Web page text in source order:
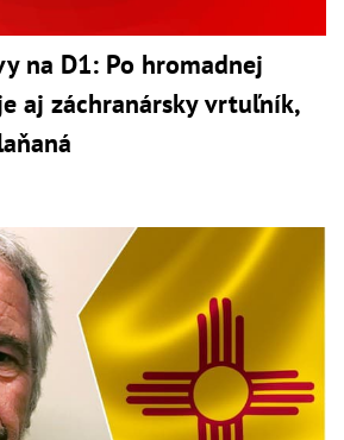
na D1: Po hromadnej
aj záchranársky vrtuľník,